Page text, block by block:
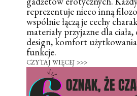
reprezentuje nieco inną
wspólnie łączą je cechy
materiały przyjazne dla
design, komfort
funkcje.
CZYTAJ WIĘCEJ >>>